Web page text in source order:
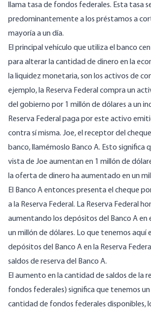
llama tasa de fondos federales. Esta tasa
predominantemente a los préstamos a
mayoría a un día.
El principal vehículo que utiliza el banco
para alterar la cantidad de dinero en la
la liquidez monetaria, son los activos de
ejemplo, la Reserva Federal compra un
del gobierno por 1 millón de dólares a un
Reserva Federal paga por este activo
contra sí misma. Joe, el receptor del
banco, llamémoslo Banco A. Esto significa
vista de Joe aumentan en 1 millón de
la oferta de dinero ha aumentado en un
El Banco A entonces presenta el cheque
a la Reserva Federal. La Reserva Federal
aumentando los depósitos del Banco A en
un millón de dólares. Lo que tenemos aquí
depósitos del Banco A en la Reserva
saldos de reserva del Banco A.
El aumento en la cantidad de saldos de la
fondos federales) significa que tenemos
cantidad de fondos federales disponibles,